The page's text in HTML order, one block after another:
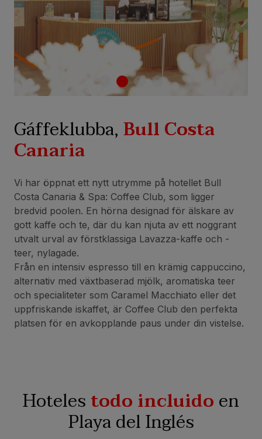
Gáffeklubba,Bull Costa
Canaria
Vi har öppnat ett nytt utrymme på hotellet Bull
Costa Canaria & Spa: Coffee Club, som ligger
bredvid poolen. En hörna designad för älskare av
gott kaffe och te, där du kan njuta av ett noggrant
utvalt urval av förstklassiga Lavazza-kaffe och -
teer, nylagade.
Från en intensiv espresso till en krämig cappuccino,
alternativ med växtbaserad mjölk, aromatiska teer
och specialiteter som Caramel Macchiato eller det
uppfriskande iskaffet, är Coffee Club den perfekta
platsen för en avkopplande paus under din vistelse.
Hotelestodo incluidoen
Playa del Inglés